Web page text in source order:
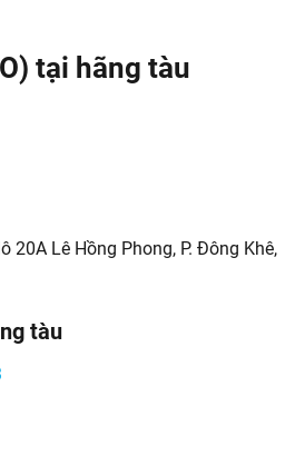
tại hãng tàu
20A Lê Hồng Phong, P. Đông Khê,
tàu